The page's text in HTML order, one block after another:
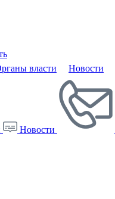
власти Новости
Новости